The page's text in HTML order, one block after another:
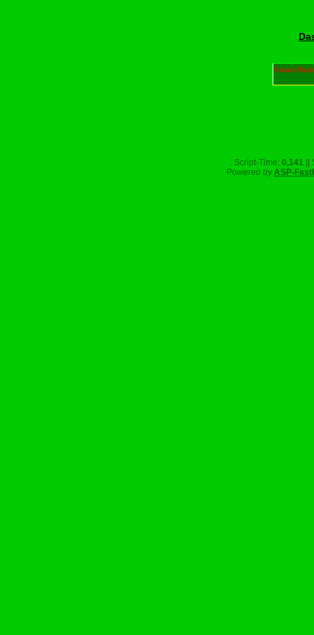
Unser
.: Script-Time: 0,141
Powered by ASP-